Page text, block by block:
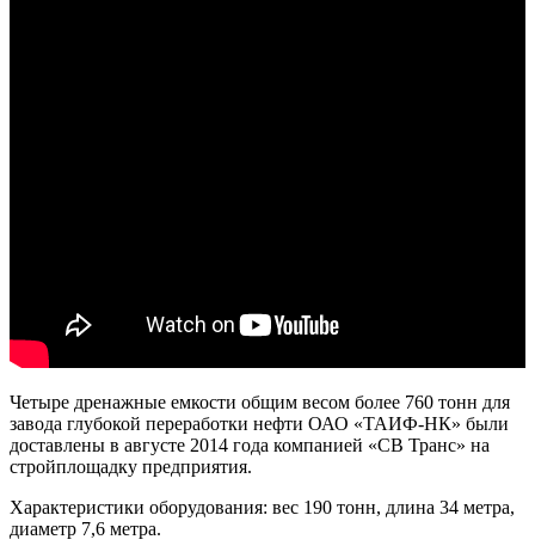
Четыре дренажные емкости общим весом более 760 тонн для
завода глубокой переработки нефти ОАО «ТАИФ-НК» были
доставлены в августе 2014 года компанией «СВ Транс» на
стройплощадку предприятия.
Характеристики оборудования: вес 190 тонн, длина 34 метра,
диаметр 7,6 метра.